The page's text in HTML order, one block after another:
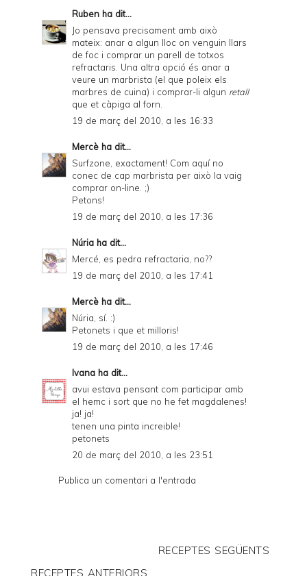
Ruben ha dit...
Jo pensava precisament amb això
mateix: anar a algun lloc on venguin llars
de foc i comprar un parell de totxos
refractaris. Una altra opció és anar a
veure un marbrista (el que poleix els
marbres de cuina) i comprar-li algun retall
que et càpiga al forn.
19 de març del 2010, a les 16:33
Mercè ha dit...
Surfzone, exactament! Com aquí no
conec de cap marbrista per això la vaig
comprar on-line. ;)
Petons!
19 de març del 2010, a les 17:36
Núria ha dit...
Mercé, es pedra refractaria, no??
19 de març del 2010, a les 17:41
Mercè ha dit...
Núria, sí. :)
Petonets i que et milloris!
19 de març del 2010, a les 17:46
Ivana ha dit...
avui estava pensant com participar amb
el hemc i sort que no he fet magdalenes!
ja! ja!
tenen una pinta increible!
petonets
20 de març del 2010, a les 23:51
Publica un comentari a l'entrada
RECEPTES SEGÜENTS
RECEPTES ANTERIORS